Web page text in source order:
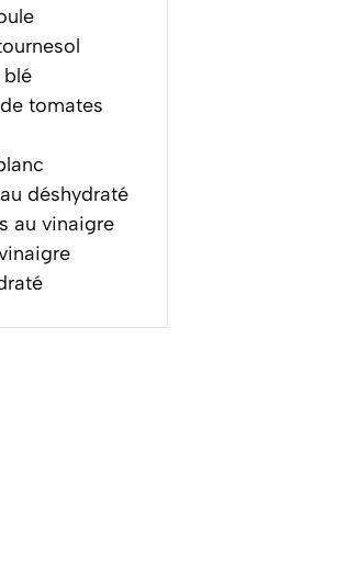
blé
tomates
déshydraté
au vinaigre